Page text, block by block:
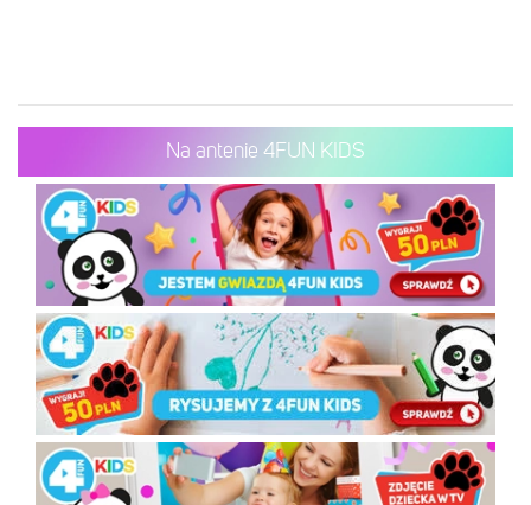
Na antenie 4FUN KIDS